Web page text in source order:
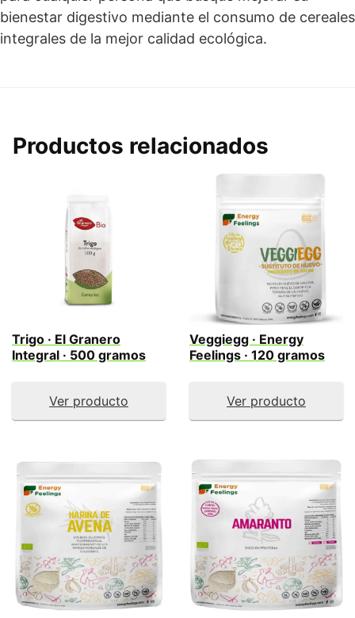
bienestar digestivo mediante el consumo de cereales
integrales de la mejor calidad ecológica.
Productos relacionados
Trigo · El Granero
Integral · 500 gramos
Ver producto
Veggiegg · Energy
Feelings · 120 gramos
Ver producto